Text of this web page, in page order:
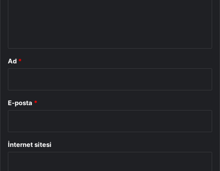
Ad *
E-posta *
İnternet sitesi